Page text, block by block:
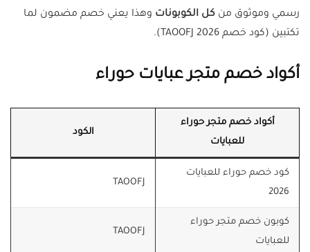
رسمي وموثوق من كل الكوبونات وهذا يعني خصم مضمون لما
تكتبين (كود خصم 2026 TAOOFJ).
أكواد خصم متجر عبايات حوراء
أكواد خصم متجر حوراء
للعبايات
الكود
كود خصم حوراء للعبايات
2026
TAOOFJ
كوبون خصم متجر حوراء
للعبايات
TAOOFJ